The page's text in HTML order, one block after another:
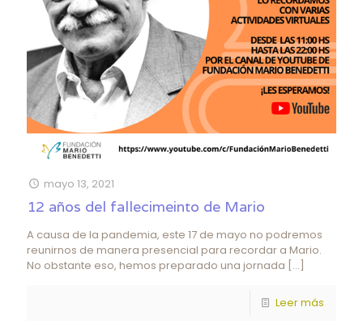
mayo 13, 2021
12 años del fallecimeinto de Mario
A causa de la pandemia, este 17 de mayo no podremos
reunirnos de manera presencial para recordar a Mario.
No obstante eso, hemos preparado una jornada […]
Leer más